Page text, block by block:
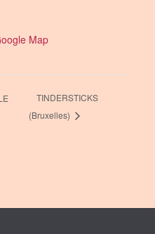
Map
TINDERSTICKS
(Bruxelles)